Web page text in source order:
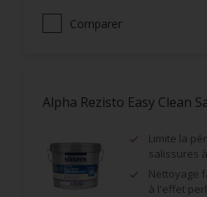
Comparer
Alpha Rezisto Easy Clean
Limite la
salissures
Nettoyage
à l'effet